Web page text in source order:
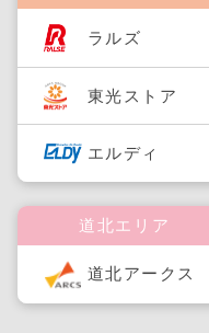
ラルズ
東光ストア
エルディ
道北エリア
道北アークス